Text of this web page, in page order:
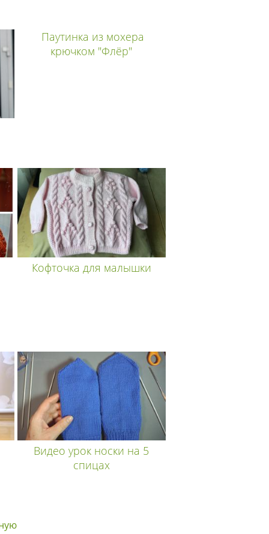
Паутинка из мохера
крючком "Флёр"
Кофточка для малышки
Видео урок носки на 5
спицах